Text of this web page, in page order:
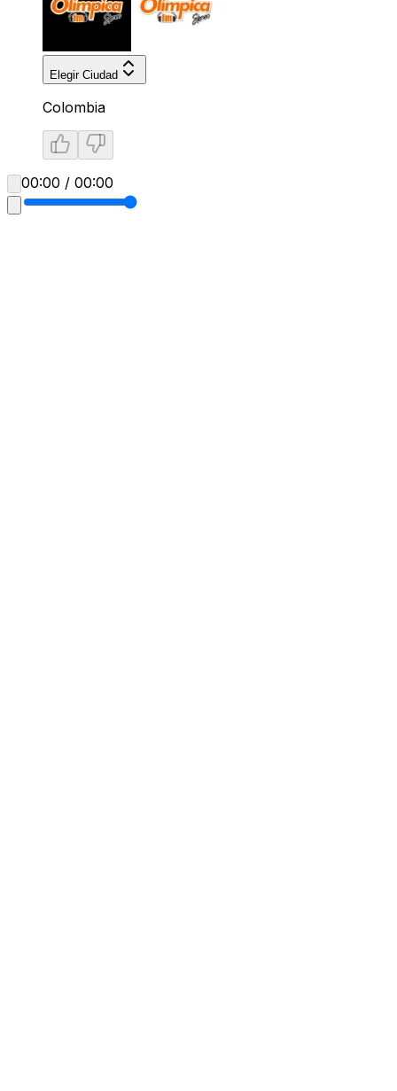
Elegir Ciudad
Colombia
00:00 / 00:00